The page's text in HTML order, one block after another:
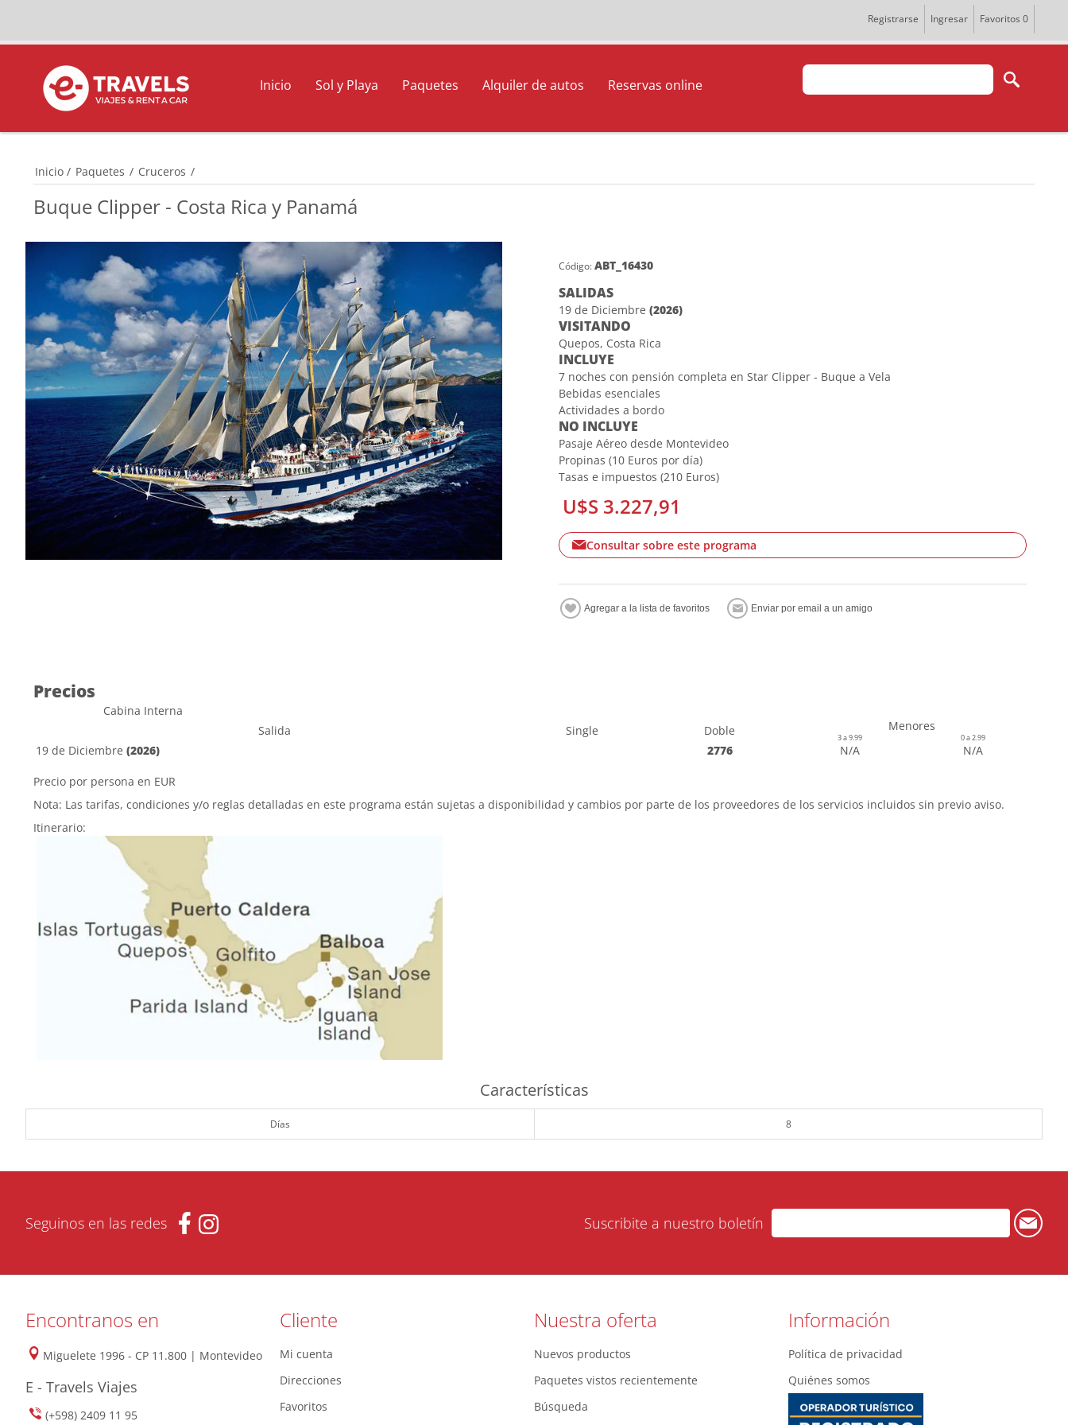
Registrarse Ingresar Favoritos 0
Inicio Sol y Playa Paquetes Alquiler de autos Reservas online
Inicio / Paquetes / Cruceros /
Buque Clipper - Costa Rica y Panamá
Código:ABT_16430
SALIDAS
19 de Diciembre(2026)
VISITANDO
Quepos, Costa Rica
INCLUYE
7 noches con pensión completa en Star Clipper - Buque a Vela
Bebidas esenciales
Actividades a bordo
NO INCLUYE
Pasaje Aéreo desde Montevideo
Propinas (10 Euros por día)
Tasas e impuestos (210 Euros)
U$S 3.227,91
Consultar sobre este programa
Precios
Cabina Interna
Salida
Single Doble Menores
3 a 9.99 0 a 2.99
19 de Diciembre (2026) 2776 N/A N/A
Precio por persona en EUR
Nota: Las tarifas, condiciones y/o reglas detalladas en este programa están sujetas a disponibilidad y cambios por parte de los proveedores de los servicios incluidos sin previo aviso.
Itinerario:
Características
Días 8
Seguinos en las redes Suscribite a nuestro boletín
Encontranos en
Miguelete 1996 - CP 11.800 | Montevideo
E - Travels Viajes
(+598) 2409 11 95
Cliente
Mi cuenta
Direcciones
Favoritos
Nuestra oferta
Nuevos productos
Paquetes vistos recientemente
Búsqueda
Información
Política de privacidad
Quiénes somos